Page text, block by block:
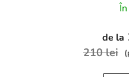
de la
210 lei